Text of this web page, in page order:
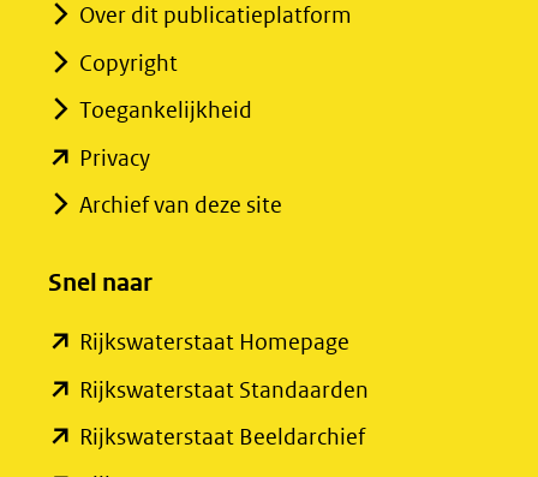
Over dit publicatieplatform
Copyright
Toegankelijkheid
Privacy(opent
in
venster)
naar
een
andere
Archief van deze site
Snel naar
Rijkswaterstaat Homepage
in
Rijkswaterstaat Standaarden
Rijkswaterstaat Beeldarchief(opent